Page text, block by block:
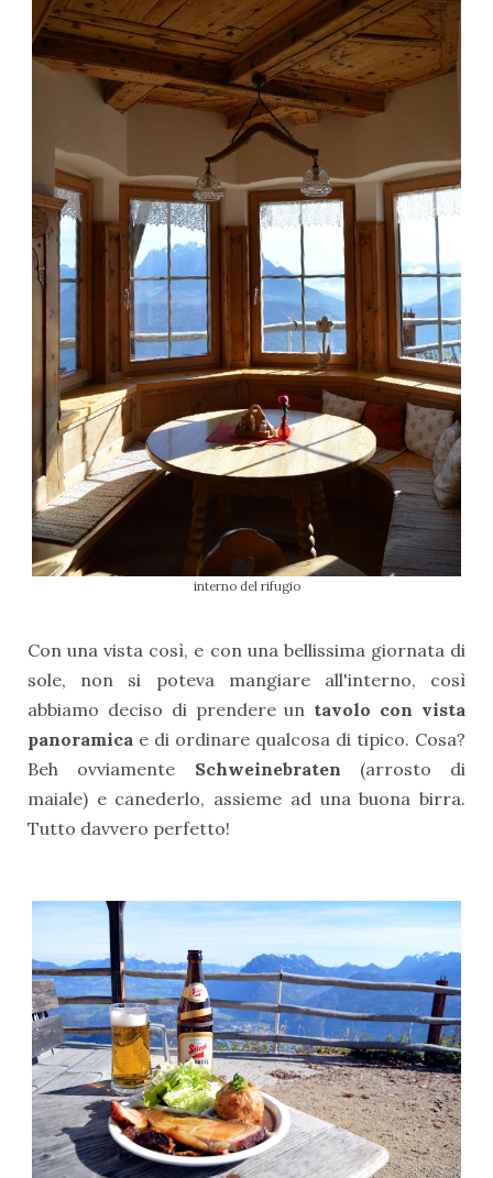
interno del rifugio
Con una vista così, e con una bellissima giornata di
sole, non si poteva mangiare all'interno, così
abbiamo deciso di prendere un tavolo con vista
panoramica e di ordinare qualcosa di tipico. Cosa?
Beh ovviamente Schweinebraten (arrosto di
maiale) e canederlo, assieme ad una buona birra.
Tutto davvero perfetto!